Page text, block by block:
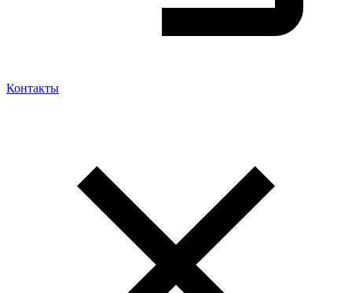
Контакты